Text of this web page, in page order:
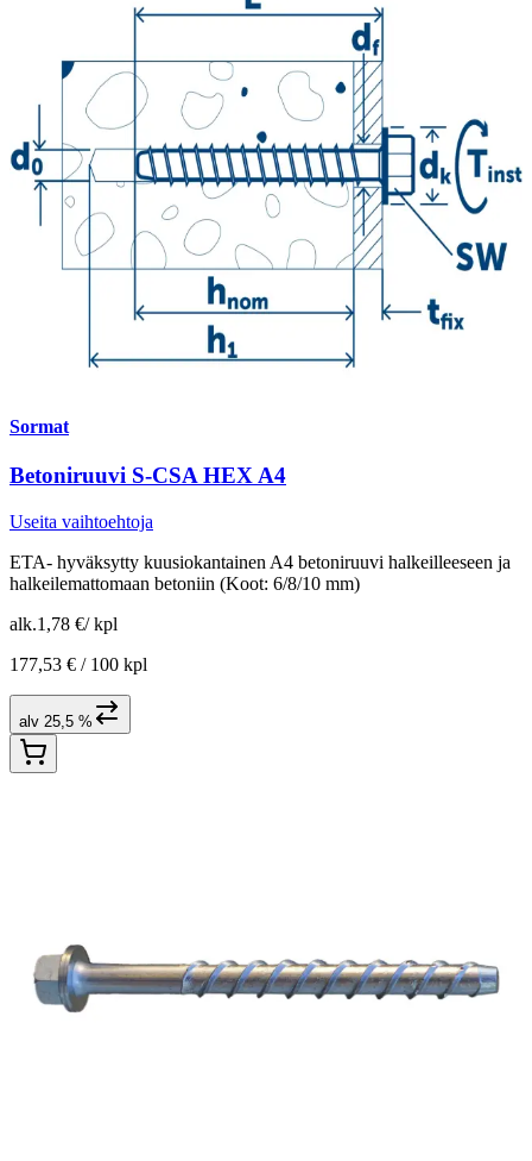
Sormat
Betoniruuvi S-CSA HEX A4
Useita vaihtoehtoja
ETA- hyväksytty kuusiokantainen A4 betoniruuvi halkeilleeseen ja
halkeilemattomaan betoniin (Koot: 6/8/10 mm)
alk.1,78 €/ kpl
177,53 € / 100 kpl
alv 25,5 %